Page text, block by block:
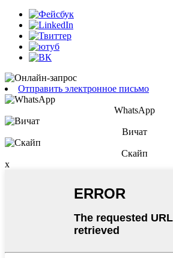
Отправить электронное письмо
WhatsApp
Вичат
Скайп
x